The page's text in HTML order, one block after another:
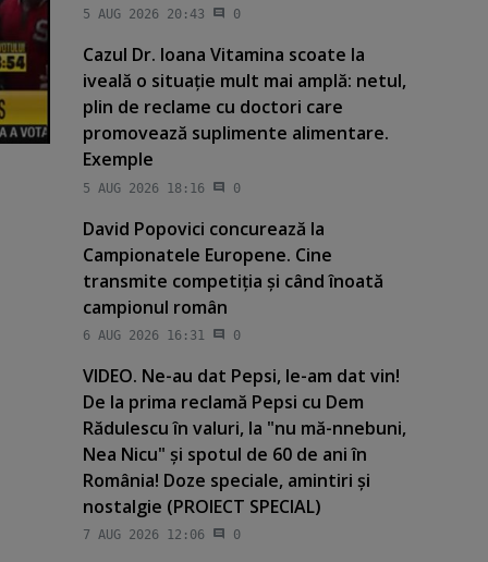
5 AUG 2026 20:43 0
Cazul Dr. Ioana Vitamina scoate la
iveală o situaţie mult mai amplă: netul,
plin de reclame cu doctori care
promovează suplimente alimentare.
Exemple
5 AUG 2026 18:16 0
David Popovici concurează la
Campionatele Europene. Cine
transmite competiţia şi când înoată
campionul român
6 AUG 2026 16:31 0
VIDEO. Ne-au dat Pepsi, le-am dat vin!
De la prima reclamă Pepsi cu Dem
Rădulescu în valuri, la "nu mă-nnebuni,
Nea Nicu" şi spotul de 60 de ani în
România! Doze speciale, amintiri şi
nostalgie (PROIECT SPECIAL)
7 AUG 2026 12:06 0